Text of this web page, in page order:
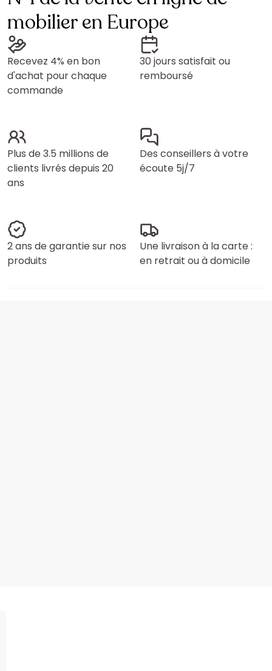
mobilier en Europe
Recevez 4% en bon
d'achat pour chaque
commande
30 jours satisfait ou
remboursé
Plus de 3.5 millions de
clients livrés depuis 20
ans
Des conseillers à votre
écoute 5j/7
2 ans de garantie sur nos
produits
Une livraison à la carte :
en retrait ou à domicile